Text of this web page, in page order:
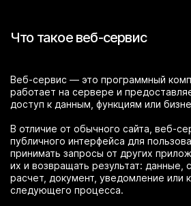
Что такое веб-сервис
Веб-сервис — это программный
работает на сервере и
доступ к данным, функциям или
В отличие от обычного сайта, веб-
публичного интерфейса для
принимать запросы от других
их и возвращать результат: данные,
расчет, документ, уведомление или
следующего процесса.